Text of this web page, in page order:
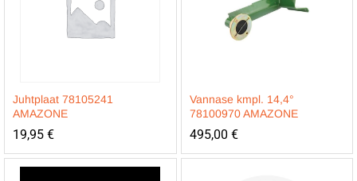
Juhtplaat 78105241
AMAZONE
19,95 €
Vannase kmpl. 14,4°
78100970 AMAZONE
495,00 €